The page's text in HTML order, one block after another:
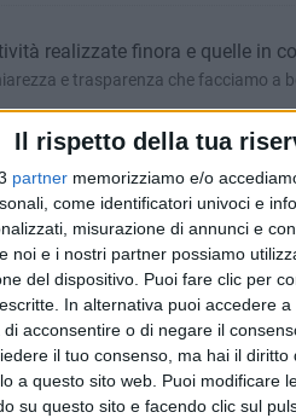
Il rispetto della tua
partner memorizziamo e/o
come identificatori univoci e
misurazione di annunci e
noi e i nostri partner possiamo
del dispositivo. Puoi fare clic per
In alternativa puoi accedere
acconsentire o di negare il
il tuo consenso, ma hai il
a questo sito web. Puoi modificare
su questo sito e facendo clic sul
realizzate finora e quelle in
e trasparenza che facciamo a
d'attesa: Santorsola boccia la
espiatori di un sistema in crisi
(Pd): «Il Protocollo non è
a difesa del sindaco dopo le